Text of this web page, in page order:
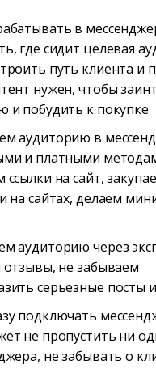
в
где сидит целевая
путь клиента и
нужен, чтобы
и побудить к покупке
аудиторию в
и платными
ссылки на сайт,
на сайтах, делаем
аудиторию через
отзывы, не забываем
серьезные посты
подключать
не пропустить ни
не забывать о